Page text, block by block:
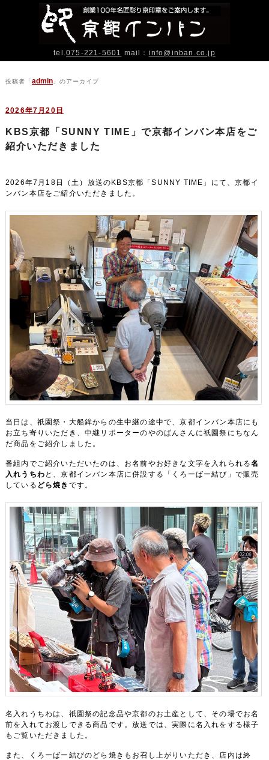
tel.075-221-5601 mail： info@inban.co.jp
投稿者「admin」のアーカイブ
2026年7月20日
KBS京都「SUNNY TIME」で京都インバン本店をご
紹介いただきました
2026年7月18日（土）放送のKBS京都「SUNNY TIME」にて、京都イ
ンバン本店をご紹介いただきました。
当日は、祇園祭・大船鉾からの生中継の途中で、京都インバン本店にも
お立ち寄りいただき、中継リポーターのやのぱんさんに祇園祭にちなん
だ商品をご紹介しました。
番組内でご紹介いただいたのは、お名前やお好きな文字を入れられる名
入れうちわ と、京都インバン本店に併設する「くろーばー結び」で販売
している どら焼き です。
名入れうちわは、祇園祭の記念品や京都のお土産として、その場でお名
前を入れてお渡しできる商品です。放送では、実際に名入れをする様子
もご覧いただきました。
また、くろーばー結びのどら焼きもお召し上がりいただき、店内は終